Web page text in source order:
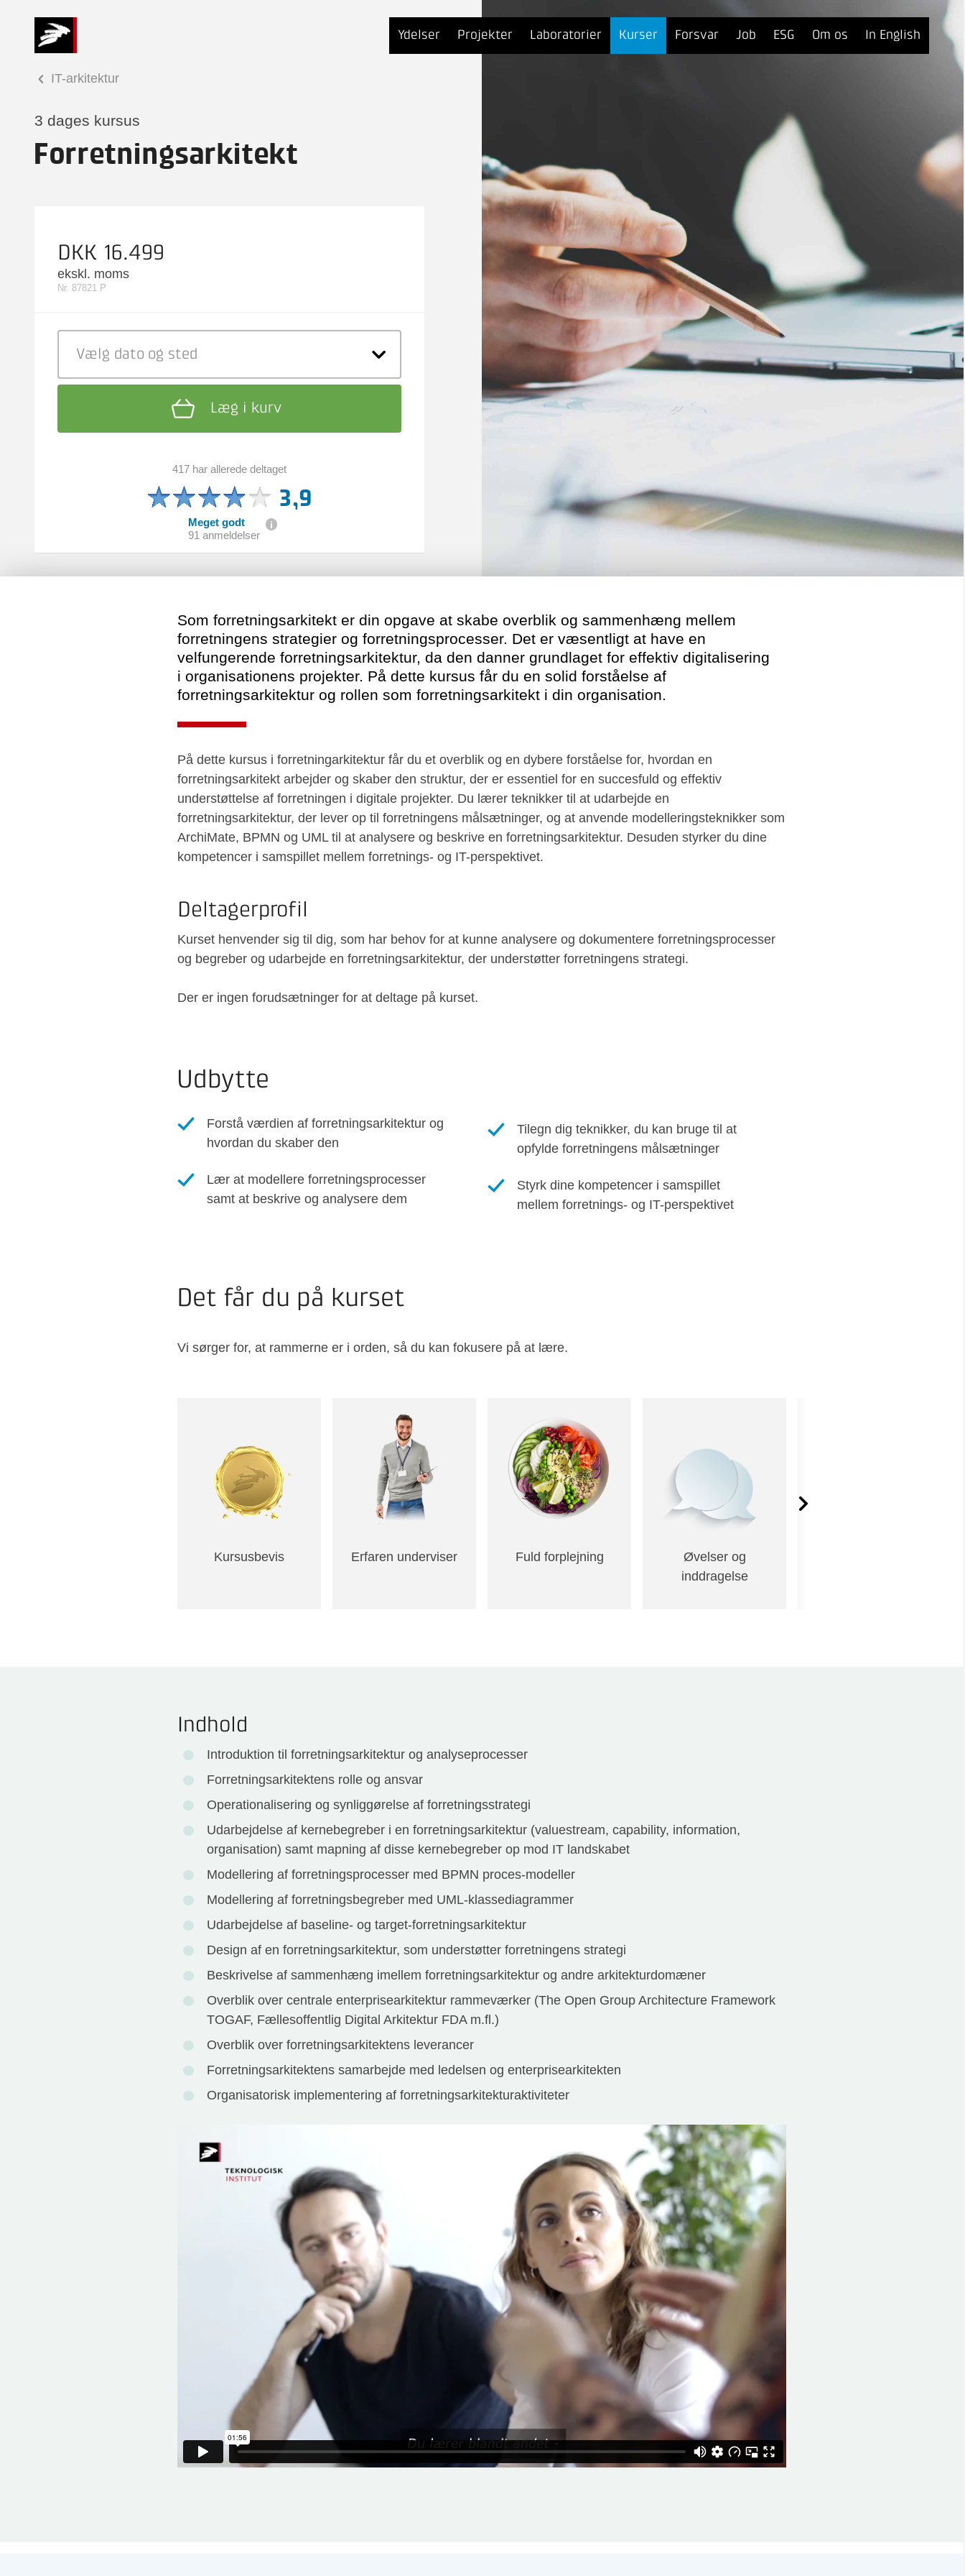
Ydelser Projekter Laboratorier Kurser Forsvar Job ESG Om os In English
IT-arkitektur
3 dages kursus
Forretningsarkitekt
DKK 16.499
ekskl. moms
Nr. 87821 P
Vælg dato og sted
Læg i kurv
417 har allerede deltaget
3,9
Meget godt
91 anmeldelser
Som forretningsarkitekt er din opgave at skabe overblik og sammenhæng mellem
forretningens strategier og forretningsprocesser. Det er væsentligt at have en
velfungerende forretningsarkitektur, da den danner grundlaget for effektiv digitalisering
i organisationens projekter. På dette kursus får du en solid forståelse af
forretningsarkitektur og rollen som forretningsarkitekt i din organisation.
På dette kursus i forretningarkitektur får du et overblik og en dybere forståelse for, hvordan en
forretningsarkitekt arbejder og skaber den struktur, der er essentiel for en succesfuld og effektiv
understøttelse af forretningen i digitale projekter. Du lærer teknikker til at udarbejde en
forretningsarkitektur, der lever op til forretningens målsætninger, og at anvende modelleringsteknikker som
ArchiMate, BPMN og UML til at analysere og beskrive en forretningsarkitektur. Desuden styrker du dine
kompetencer i samspillet mellem forretnings- og IT-perspektivet.
Deltagerprofil
Kurset henvender sig til dig, som har behov for at kunne analysere og dokumentere forretningsprocesser
og begreber og udarbejde en forretningsarkitektur, der understøtter forretningens strategi.
Der er ingen forudsætninger for at deltage på kurset.
Udbytte
Forstå værdien af forretningsarkitektur og
hvordan du skaber den
Lær at modellere forretningsprocesser
samt at beskrive og analysere dem
Tilegn dig teknikker, du kan bruge til at
opfylde forretningens målsætninger
Styrk dine kompetencer i samspillet
mellem forretnings- og IT-perspektivet
Det får du på kurset
Vi sørger for, at rammerne er i orden, så du kan fokusere på at lære.
Kursusbevis Erfaren underviser Fuld forplejning
Øvelser og
inddragelse
Indhold
Introduktion til forretningsarkitektur og analyseprocesser
Forretningsarkitektens rolle og ansvar
Operationalisering og synliggørelse af forretningsstrategi
Udarbejdelse af kernebegreber i en forretningsarkitektur (valuestream, capability, information,
organisation) samt mapning af disse kernebegreber op mod IT landskabet
Modellering af forretningsprocesser med BPMN proces-modeller
Modellering af forretningsbegreber med UML-klassediagrammer
Udarbejdelse af baseline- og target-forretningsarkitektur
Design af en forretningsarkitektur, som understøtter forretningens strategi
Beskrivelse af sammenhæng imellem forretningsarkitektur og andre arkitekturdomæner
Overblik over centrale enterprisearkitektur rammeværker (The Open Group Architecture Framework
TOGAF, Fællesoffentlig Digital Arkitektur FDA m.fl.)
Overblik over forretningsarkitektens leverancer
Forretningsarkitektens samarbejde med ledelsen og enterprisearkitekten
Organisatorisk implementering af forretningsarkitekturaktiviteter